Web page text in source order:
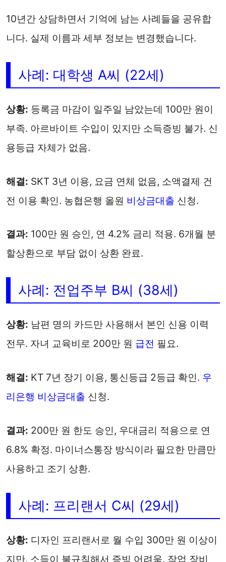
10년간 상담하면서 기억에 남는 사례들을 공유합
니다. 실제 이름과 세부 정보는 변경했습니다.
사례: 대학생 A씨 (22세)
상황: 등록금 마감이 일주일 남았는데 100만 원이
부족. 아르바이트 수입이 있지만 소득증빙 불가. 신
용등급 자체가 없음.
해결: SKT 3년 이용, 요금 연체 없음, 소액결제 건
전 이용 확인. 농협은행 올원 비상금대출 신청.
결과: 100만 원 승인, 연 4.2% 금리 적용. 6개월 분
할상환으로 부담 없이 상환 완료.
사례: 전업주부 B씨 (38세)
상황: 남편 명의 카드만 사용해서 본인 신용 이력
전무. 자녀 교육비로 200만 원 급전 필요.
해결: KT 7년 장기 이용, 통신등급 2등급 확인. 우
리은행 비상금대출 신청.
결과: 200만 원 한도 승인, 우대금리 적용으로 연
6.8% 확정. 마이너스통장 방식이라 필요한 만큼만
사용하고 조기 상환.
사례: 프리랜서 C씨 (29세)
상황: 디자인 프리랜서로 월 수입 300만 원 이상이
지만, 소득이 불규칙해서 증빙 어려움. 작업 장비